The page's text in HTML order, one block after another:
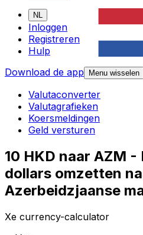
NL
Inloggen
Registreren
Hulp
Download de app
Menu wisselen
Valutaconverter
Valutagrafieken
Koersmeldingen
Geld versturen
10 HKD naar AZM
dollars omzetten
Azerbeidzjaanse
Xe currency-calculator